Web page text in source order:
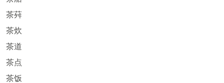
茶荈
茶炊
茶道
茶点
茶饭